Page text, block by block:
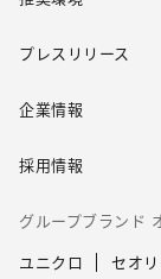
プレスリリース
企業情報
採用情報
グループブランド
ユニクロ セオ